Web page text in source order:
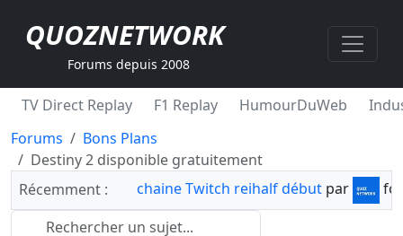
QUOZNETWORK
Forums depuis 2008
TV Direct Replay F1 Replay HumourDuWeb
Forums
Bons Plans
Destiny 2 disponible gratuitement
Récemment :
chaine Twitch reihalf début par